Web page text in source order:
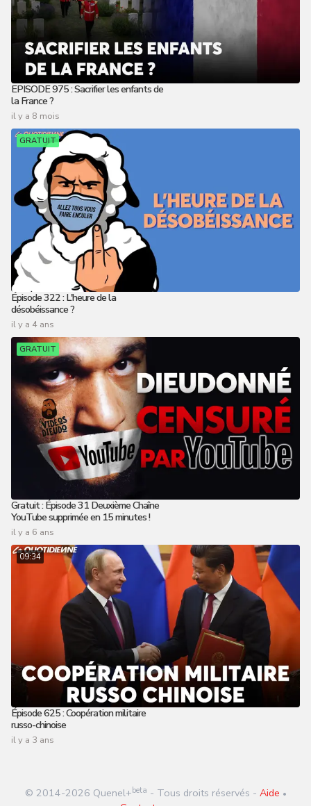
EPISODE 975 : Sacrifier les enfants de
la France ?
il y a 8 mois
GRATUIT
Épisode 322 : L'heure de la
désobéissance ?
il y a 4 ans
GRATUIT
Gratuit : Épisode 31 Deuxième Chaîne
YouTube supprimée en 15 minutes !
il y a 6 ans
09:34
Épisode 625 : Coopération militaire
russo-chinoise
il y a 3 ans
© 2014-2026 Quenel+beta - Tous droits réservés - Aide •